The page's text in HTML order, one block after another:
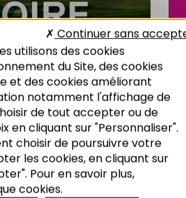
utilisons des cookies
du Site, des cookies
et des cookies améliorant
notamment l'affichage de
de tout accepter ou de
en cliquant sur "Personnaliser".
choisir de poursuivre votre
les cookies, en cliquant sur
Pour en savoir plus,
cookies.
Continuer sans